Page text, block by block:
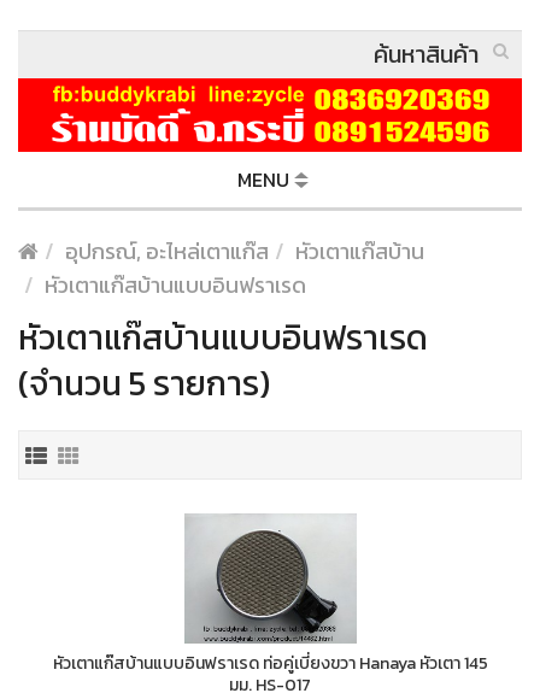
MENU
อุปกรณ์, อะไหล่เตาแก๊ส
หัวเตาแก๊สบ้าน
หัวเตาแก๊สบ้านแบบอินฟราเรด
หัวเตาแก๊สบ้านแบบอินฟราเรด
(จำนวน 5 รายการ)
หัวเตาแก๊สบ้านแบบอินฟราเรด ท่อคู่เบี่ยงขวา Hanaya หัวเตา 145
มม. HS-017